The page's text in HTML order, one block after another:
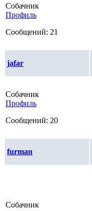
Собачник
Профиль
Сообщений: 21
jafar
Собачник
Профиль
Сообщений: 20
furman
Собачник